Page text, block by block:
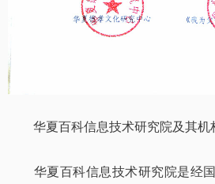
华夏百科信息技术研究院及其机
华夏百科信息技术研究院是经国